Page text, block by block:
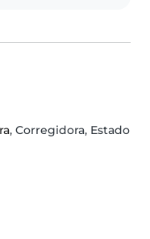
, Corregidora, Estado